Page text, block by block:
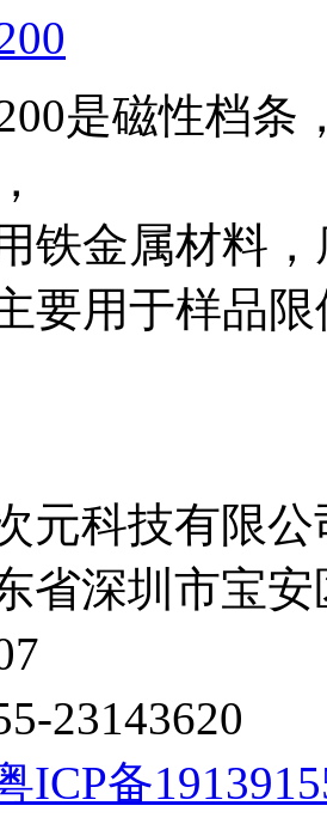
是磁性档条
铁金属材料
要用于样品
元科技有限公
省深圳市宝
23143620
ICP备